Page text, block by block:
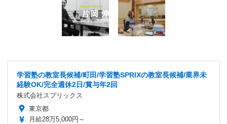
学習塾の教室長候補/町田/学習塾SPRIXの教室長候補/業界未
経験OK/完全週休2日/賞与年2回
株式会社スプリックス
東京都
月給28万5,000円～